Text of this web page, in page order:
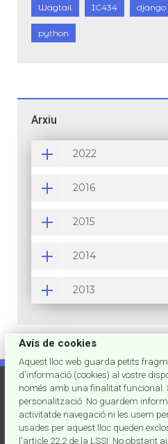
Wagtail IC434 django
python
Arxiu
2022
2016
2015
2014
2013
'73de
JN11do - third rock
Avís de cookies
Aquest lloc web guarda petits
d'informació (cookies) al vostre
només amb una finalitat funcional.
personalització. No guardem
activitatde navegació ni les usem
usades per aquest lloc queden
l'article 22.2 de la LSSI. No obstant